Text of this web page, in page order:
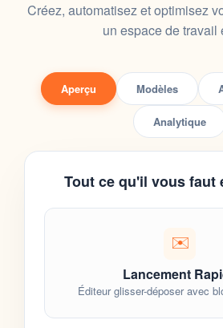
Créez, automatisez et optimisez
un espace de travail
Aperçu Modèles
Analytique
Tout ce qu'il vous faut
✉️
Lancement
Éditeurglisser-déposeravec